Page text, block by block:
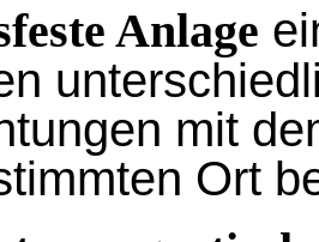
Anlage
mit
Ort